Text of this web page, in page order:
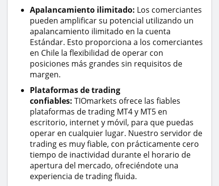
Apalancamiento ilimitado: Los comerciantes
pueden amplificar su potencial utilizando un
apalancamiento ilimitado en la cuenta
Estándar. Esto proporciona a los comerciantes
en Chile la flexibilidad de operar con
posiciones más grandes sin requisitos de
margen.
Plataformas de trading
confiables: TIOmarkets ofrece las fiables
plataformas de trading MT4 y MT5 en
escritorio, internet y móvil, para que puedas
operar en cualquier lugar. Nuestro servidor de
trading es muy fiable, con prácticamente cero
tiempo de inactividad durante el horario de
apertura del mercado, ofreciéndote una
experiencia de trading fluida.